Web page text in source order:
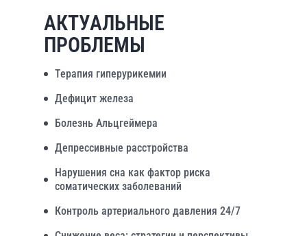
АКТУАЛЬНЫЕ
ПРОБЛЕМЫ
Терапия гиперурикемии
Дефицит железа
Болезнь Альцгеймера
Депрессивные расстройства
Нарушения сна как фактор риска
соматических заболеваний
Контроль артериального давления 24/7